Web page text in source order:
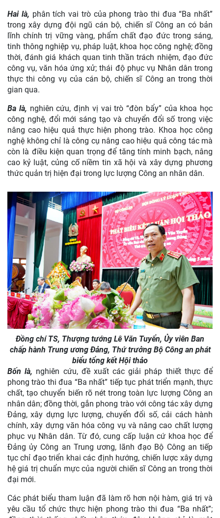
Hai là, phân tích vai trò của phong trào thi đua “Ba nhất”
trong xây dựng đội ngũ cán bộ, chiến sĩ Công an có bản
lĩnh chính trị vững vàng, phẩm chất đạo đức trong sáng,
tinh thông nghiệp vụ, pháp luật, khoa học công nghệ; đồng
thời, đánh giá khách quan tinh thần trách nhiệm, đạo đức
công vụ, văn hóa ứng xử; thái độ phục vụ Nhân dân trong
thực thi công vụ của cán bộ, chiến sĩ Công an trong thời
gian qua.
Ba là, nghiên cứu, định vị vai trò “đòn bẩy” của khoa học
công nghệ, đổi mới sáng tạo và chuyển đổi số trong việc
nâng cao hiệu quả thực hiện phong trào. Khoa học công
nghệ không chỉ là công cụ nâng cao hiệu quả công tác mà
còn là điều kiện quan trọng để tăng tính minh bạch, nâng
cao kỷ luật, củng cố niềm tin xã hội và xây dựng phương
thức quản trị hiện đại trong lực lượng Công an nhân dân.
Đồng chí TS, Thượng tướng Lê Văn Tuyển, Ủy viên Ban
chấp hành Trung ương Đảng, Thứ trưởng Bộ Công an phát
biểu tổng kết Hội thảo
Bốn là, nghiên cứu, đề xuất các giải pháp thiết thực để
phong trào thi đua “Ba nhất” tiếp tục phát triển mạnh, thực
chất, tạo chuyển biến rõ nét trong toàn lực lượng Công an
nhân dân; đồng thời, gắn phong trào với công tác xây dựng
Đảng, xây dựng lực lượng, chuyển đổi số, cải cách hành
chính, xây dựng văn hóa công vụ và nâng cao chất lượng
phục vụ Nhân dân. Từ đó, cung cấp luận cứ khoa học để
Đảng ủy Công an Trung ương, lãnh đạo Bộ Công an tiếp
tục chỉ đạo triển khai các định hướng, chiến lược xây dựng
hệ giá trị chuẩn mực của người chiến sĩ Công an trong thời
đại mới.
Các phát biểu tham luận đã làm rõ hơn nội hàm, giá trị và
yêu cầu tổ chức thực hiện phong trào thi đua “Ba nhất”;